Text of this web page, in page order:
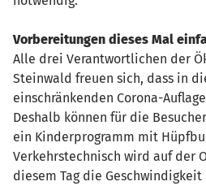
Vorbereitungen dieses Mal
Alle drei Verantwortlichen der
Steinwald freuen sich, dass in
einschränkenden Corona-
Deshalb können für die
ein Kinderprogramm mit
Verkehrstechnisch wird auf der
diesem Tag die